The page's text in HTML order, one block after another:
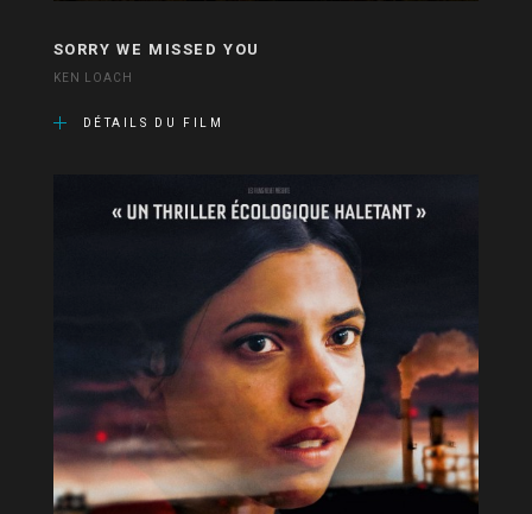
SORRY WE MISSED YOU
KEN LOACH
DÉTAILS DU FILM